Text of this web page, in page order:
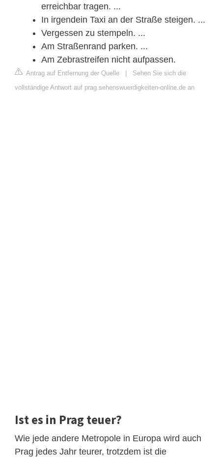
erreichbar tragen. ...
In irgendein Taxi an der Straße steigen. ...
Vergessen zu stempeln. ...
Am Straßenrand parken. ...
Am Zebrastreifen nicht aufpassen.
Antrag auf Entfernung der Quelle | Sehen Sie sich die
vollständige Antwort auf prag.sehenswuerdigkeiten-online.de an
Ist es in Prag teuer?
Wie jede andere Metropole in Europa wird auch
Prag jedes Jahr teurer, trotzdem ist die